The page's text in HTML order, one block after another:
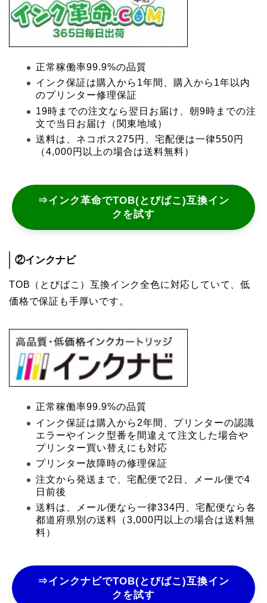
正常稼働率99.9%の品質
インク保証は購入から1年間、購入から1年以内
のプリンター修理保証
19時までの注文なら翌日お届け、朝9時までの注
文で当日お届け（関東地域）
送料は、ネコポス275円、宅配便は一律550円
（4,000円以上の場合は送料無料）
⇒インク革命でTOB(とびばこ)互換イン
クを試す
②インクナビ
TOB（とびばこ）互換インク全色に対応していて、低
価格で保証も手厚いです。
正常稼働率99.9%の品質
インク保証は購入から2年間、プリンターの認識
エラーやインク型番を間違えて注文した場合や
プリンター買い替えにも対応
プリンター故障時の修理保証
注文から発送まで、宅配便で2日、メール便で4
日前後
送料は、メール便なら一律334円、宅配便なら各
都道府県別の送料（3,000円以上の場合は送料無
料）
⇒インクナビでTOB(とびばこ)互換イン
クを試す